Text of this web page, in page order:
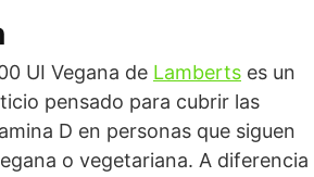
UI Vegana de Lamberts es un
pensado para cubrir las
D en personas que siguen
o vegetariana. A diferencia